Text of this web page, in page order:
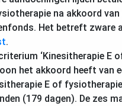
na akkoord van
Het betreft zware
.
‘Kinesitherapie E
het akkoord heeft van
E of
(179 dagen). De zes